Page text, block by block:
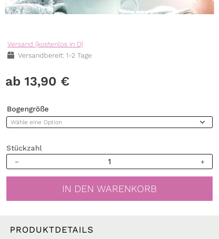
Versand (kostenlos in D)
Versandbereit: 1-2 Tage
13,90 €
Bogengröße
Stückzahl
Fensterbild
Schneeflocken
IN DEN WARENKORB
PRODUKTDETAILS